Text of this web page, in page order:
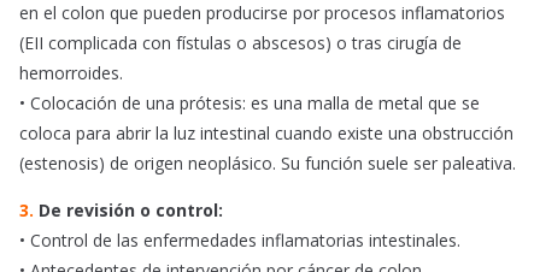
en el colon que pueden producirse por procesos inflamatorios
(EII complicada con fístulas o abscesos) o tras cirugía de
hemorroides.
• Colocación de una prótesis: es una malla de metal que se
coloca para abrir la luz intestinal cuando existe una obstrucción
(estenosis) de origen neoplásico. Su función suele ser paleativa.
3. De revisión o control:
• Control de las enfermedades inflamatorias intestinales.